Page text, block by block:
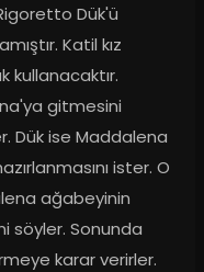
Dük'ü
Katil kız
kullanacaktır.
gitmesini
Dük ise Maddalena
ister. O
ağabeyinin
söyler. Sonunda
karar verirler.